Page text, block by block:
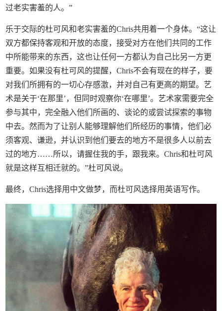
过老实害羞的人。”
乐于交际的杜可风和老实害羞的Chris共用着一个身体。“这让
双方都保持客观和开放的态度，接受对方在他们共同的工作
中所能带来的东西，这也让任何一方都认为自己比另一方更
重要。如果没有杜可风的提醒，Chris不会有现在的样子，要
对我们所拥有的一切心存感激，并对自己有更高的期望。艺
术是关于‘在那里’，但同时观察你‘在哪里’。艺术家需要完全
参与其中，完全融入他们所画的、谈论的或尝试探索的事物
中去。然而为了让别人能够理解他们所经历的事情，他们必
须客观、谦逊，并认识到他们要去的地方不是很多人以前去
过的地方……所以，请握住我的手，跟我来。Chris和杜可风
就是这样互相迁就的。”杜可风说。
最终，Chris选择用中文做梦，而杜可风选择用英语写作。